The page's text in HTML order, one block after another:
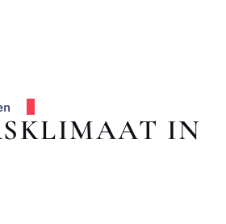
IN